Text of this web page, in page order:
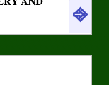
Plauderei
⎆